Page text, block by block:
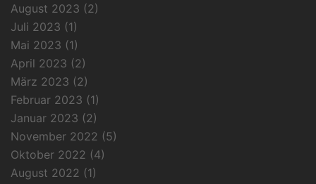
August 2023 (2)
Juli 2023 (1)
Mai 2023 (1)
April 2023 (2)
März 2023 (2)
Februar 2023 (1)
Januar 2023 (2)
November 2022 (5)
Oktober 2022 (4)
August 2022 (1)